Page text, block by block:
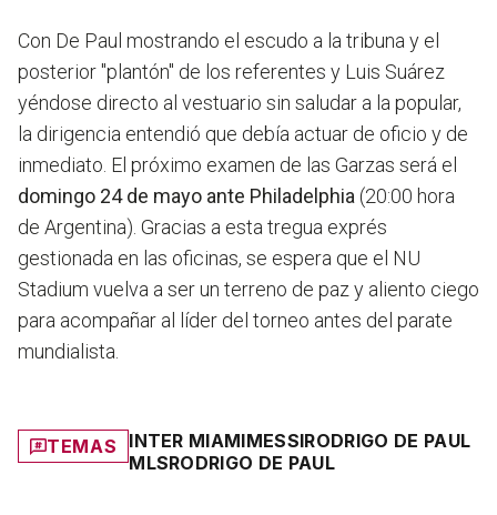
Con De Paul mostrando el escudo a la tribuna y el
posterior "plantón" de los referentes y Luis Suárez
yéndose directo al vestuario sin saludar a la popular,
la dirigencia entendió que debía actuar de oficio y de
inmediato. El próximo examen de las Garzas será el
domingo 24 de mayo ante Philadelphia (20:00 hora
de Argentina). Gracias a esta tregua exprés
gestionada en las oficinas, se espera que el NU
Stadium vuelva a ser un terreno de paz y aliento ciego
para acompañar al líder del torneo antes del parate
mundialista.
TEMAS INTER MIAMIMESSIRODRIGO DE PAUL
MLSRODRIGO DE PAUL